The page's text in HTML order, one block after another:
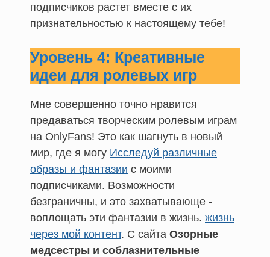
подписчиков растет вместе с их
признательностью к настоящему тебе!
Уровень 4: Креативные
идеи для ролевых игр
Мне совершенно точно нравится
предаваться творческим ролевым играм
на OnlyFans! Это как шагнуть в новый
мир, где я могу Исследуй различные
образы и фантазии с моими
подписчиками. Возможности
безграничны, и это захватывающе -
воплощать эти фантазии в жизнь. жизнь
через мой контент. С сайта Озорные
медсестры и соблазнительные